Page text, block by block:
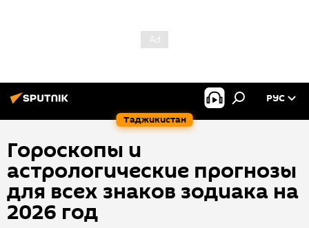
Таджикистан
РУС
Гороскопы и
астрологические прогнозы
для всех знаков зодиака на
2026 год